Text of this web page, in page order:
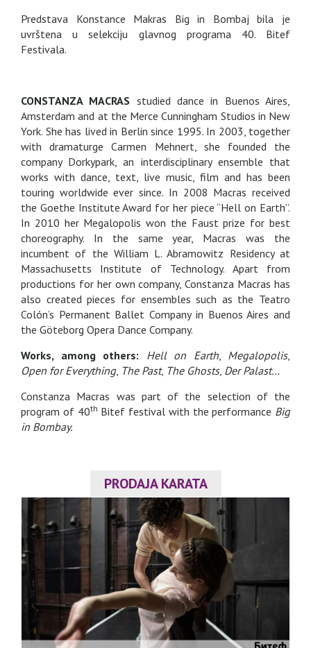
Predstava Konstance Makras Big in Bombaj bila je
uvrštena u selekciju glavnog programa 40. Bitef
Festivala.
CONSTANZA MACRAS studied dance in Buenos Aires,
Amsterdam and at the Merce Cunningham Studios in New
York. She has lived in Berlin since 1995. In 2003, together
with dramaturge Carmen Mehnert, she founded the
company Dorkypark, an interdisciplinary ensemble that
works with dance, text, live music, film and has been
touring worldwide ever since. In 2008 Macras received
the Goethe Institute Award for her piece “Hell on Earth”.
In 2010 her Megalopolis won the Faust prize for best
choreography. In the same year, Macras was the
incumbent of the William L. Abramowitz Residency at
Massachusetts Institute of Technology. Apart from
productions for her own company, Constanza Macras has
also created pieces for ensembles such as the Teatro
Colón’s Permanent Ballet Company in Buenos Aires and
the Göteborg Opera Dance Company.
Works, among others:
Hell on Earth, Megalopolis,
Open for Everything, The Past, The Ghosts, Der Palast…
Constanza Macras was part of the selection of the
program of 40th Bitef festival with the performance Big
in Bombay.
PRODAJA KARATA
GALERIJA